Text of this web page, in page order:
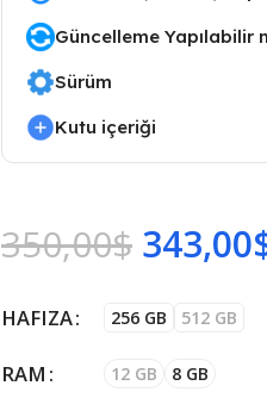
Güncelleme Yapılabilir
Sürüm
Kutu içeriği
350,00$ 343,00
HAFIZA 256 GB 512 GB
RAM 12 GB 8 GB